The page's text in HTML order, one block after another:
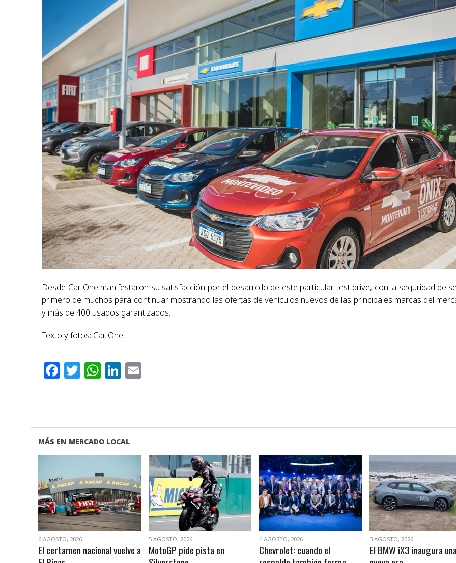
Desde Car One manifestaron su satisfacción por el desarrollo de este particular test drive, con la seguridad de
primero de muchos para continuar mostrando las ofertas de vehículos nuevos de las principales marcas del
y más de 400 usados garantizados.
Texto y fotos: Car One.
Facebook
Twitter
WhatsApp
LinkedIn
MÁS EN MERCADO LOCAL
VER NOTA
6 AGOSTO, 2026
El certamen nacional vuelve a
VER NOTA
5 AGOSTO, 2026
MotoGP pide pista en
VER NOTA
4 AGOSTO, 2026
Chevrolet: cuando el
VER NOTA
3 AGOSTO, 2026
El BMW iX3 inaugura